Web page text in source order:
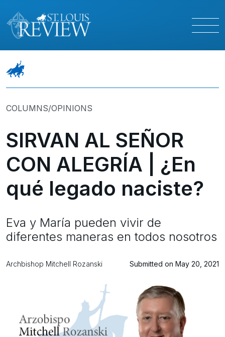
COLUMNS/OPINIONS
SIRVAN AL SEÑOR
CON ALEGRÍA | ¿En
qué legado naciste?
Eva y María pueden vivir de
diferentes maneras en todos nosotros
Archbishop Mitchell Rozanski Submitted on May 20, 2021